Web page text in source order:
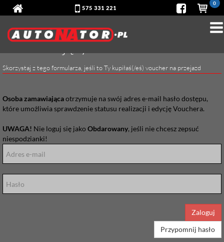
575 331 221
0
Zamawiający
Skorzystaj z tego formularza, jeśli to Ty kupiłaś(/eś) voucher na przejazd
Osoba zamawiającaotrzymuje na swój adres e-mail hasło dostępu,
które umożliwia sprawdzenie statusu realizacji i edycję Vouchera.
UWAGA! Nie loguj się jako Obdarowany, jeśli nie chcesz zepsuć
niespodzianki!
Zaloguj
Przypomnij hasło